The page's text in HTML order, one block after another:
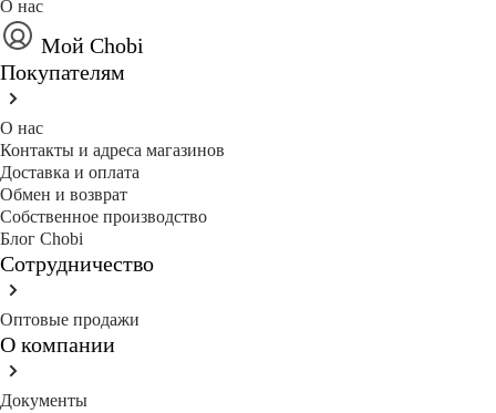
О нас
Мой Chobi
Покупателям
О нас
Контакты и адреса магазинов
Доставка и оплата
Обмен и возврат
Собственное производство
Блог Сhobi
Сотрудничество
Оптовые продажи
О компании
Документы